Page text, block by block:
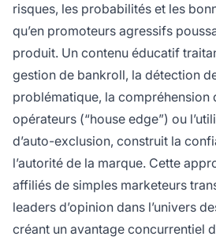
risques, les probabilités et les
qu’en promoteurs agressifs
produit. Un contenu éducatif
gestion de bankroll, la détection
problématique, la compréhension
opérateurs (“house edge”) ou
d’auto-exclusion, construit la
l’autorité de la marque. Cette
affiliés de simples marketeurs
leaders d’opinion dans l’univers
créant un avantage concurrentiel